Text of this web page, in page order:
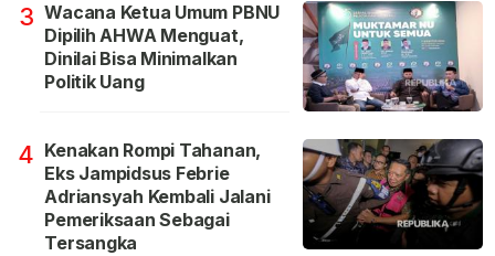
3 Wacana Ketua Umum PBNU
Dipilih AHWA Menguat,
Dinilai Bisa Minimalkan
Politik Uang
4 Kenakan Rompi Tahanan,
Eks Jampidsus Febrie
Adriansyah Kembali Jalani
Pemeriksaan Sebagai
Tersangka